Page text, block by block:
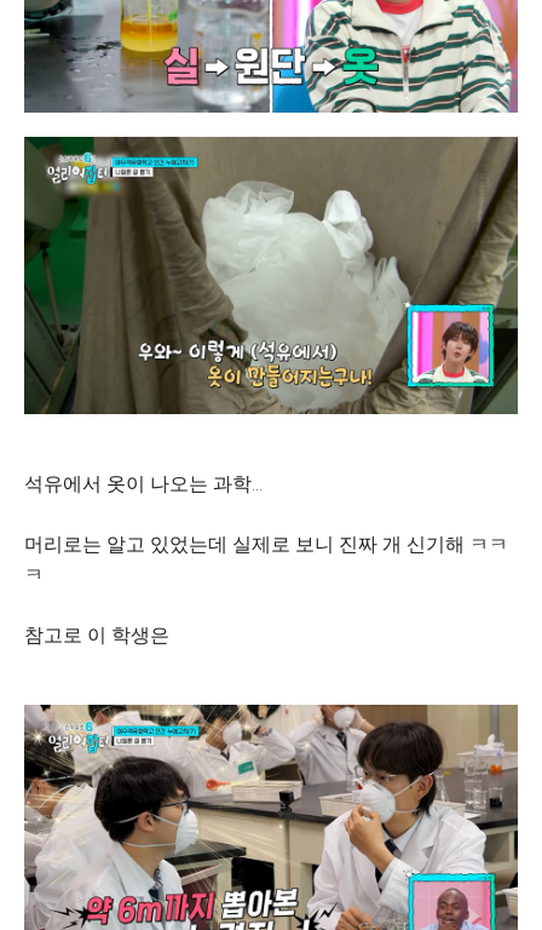
석유에서 옷이 나오는 과학…
머리로는 알고 있었는데 실제로 보니 진짜 개 신기해 ㅋㅋ
ㅋ
참고로 이 학생은